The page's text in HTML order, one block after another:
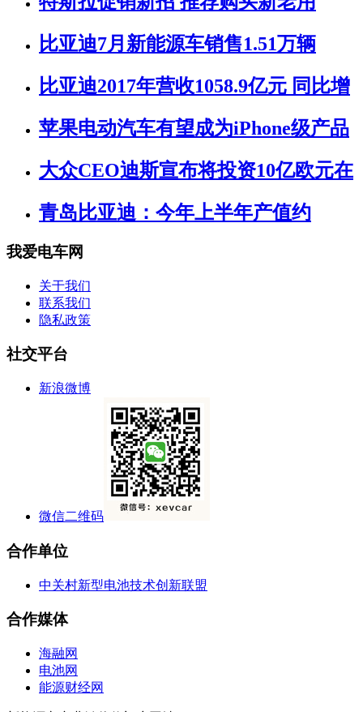
比亚迪7月新能源车销售1.51万辆
比亚迪2017年营收1058.9亿元 同比增
苹果电动汽车有望成为iPhone级产品
大众CEO迪斯宣布将投资10亿欧元在
青岛比亚迪：今年上半年产值约
我爱电车网
关于我们
联系我们
隐私政策
社交平台
新浪微博
微信二维码
合作单位
中关村新型电池技术创新联盟
合作媒体
海融网
电池网
能源财经网